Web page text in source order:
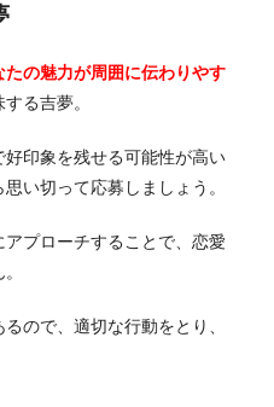
たの魅力が周囲に伝わりやす
る吉夢。
印象を残せる可能性が高い
い切って応募しましょう。
プローチすることで、恋愛
ので、適切な行動をとり、